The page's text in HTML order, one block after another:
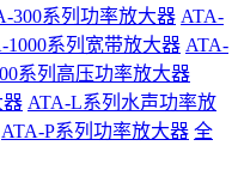
300系列功率放大器 ATA-
1000系列宽带放大器 ATA-
系列高压功率放大器
器 ATA-L系列水声功率放
ATA-P系列功率放大器 全